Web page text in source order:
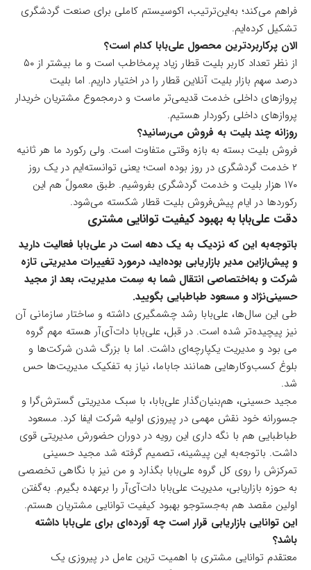
فراهم می‌کند؛ به‌این‌ترتیب، اکوسیستم کاملی برای صنعت گردشگری
تشکیل کرده‌ایم.
الان پرکاربردترین محصول علی‌بابا کدام است؟
از نظر تعداد کاربر بلیت قطار زیاد پرمخاطب است و ما بیشتر از ۵۰
درصد سهم بازار بلیت آنلاین قطار را در اختیار داریم. اما بلیت
پروازهای داخلی خدمت قدیمی‌تر ماست و درمجموع مشتریان خریدار
پروازهای داخلی رکوردار هستیم.
روزانه چند بلیت به فروش می‌رسانید؟
فروش بلیت بسته به بازه وقتی متفاوت است. ولی رکورد ما هر ثانیه
۲ خدمت گردشگری در روز بوده است؛ یعنی توانسته‌ایم در یک روز
۱۷۰ هزار بلیت و خدمت گردشگری بفروشیم. طبق معمولً هم این
رکوردها در ایام پیش‌فروش بلیت قطار شکسته می‌شود.
دقت علی‌بابا به بهبود کیفیت توانایی مشتری
باتوجه‌به این که نزدیک به یک دهه است در علی‌بابا فعالیت دارید
و پیش‌ازاین مدیر بازاریابی بوده‌اید، درمورد تغییرات مدیریتی تازه
شرکت و به‌اختصاصی انتقال شما به‌ سِمت مدیریت، بعد از مجید
حسینی‌نژاد و مسعود طباطبایی بگویید.
طی این سال‌ها، علی‌بابا رشد چشمگیری داشته و ساختار سازمانی آن
نیز پیچیده‌تر شده است. در قبل، علی‌بابا دات‌آی‌آر هسته مهم گروه
می بود و مدیریت یکپارچه‌ای داشت. اما با بزرگ شدن شرکت‌ها و
بلوغ کسب‌وکارهایی همانند جاباما، نیاز به تفکیک مدیریت‌ها حس
شد.
مجید حسینی، هم‌بنیان‌گذار علی‌بابا، با سبک مدیریتی گسترش‌گرا و
جسورانه خود نقش مهمی در پیروزی اولیه شرکت ایفا کرد. مسعود
طباطبایی هم با نگه داری این رویه در دوران حضورش مدیریتی قوی‌
داشت. باتوجه‌به این پیشینه، تصمیم گرفته شد مجید حسینی
تمرکزش را روی کل گروه علی‌بابا بگذارد و من نیز با نگاهی تخصصی
به حوزه بازاریابی، مدیریت علی‌بابا دات‌آی‌آر را برعهده بگیرم. به‌گفتن
اولین‌ مقصد هم به‌جستوجو بهبود کیفیت توانایی مشتریان هستم.
این توانایی بازاریابی قرار است چه آورده‌ای برای علی‌بابا داشته
باشد؟
معتقدم توانایی مشتری با اهمیت ترین عامل در پیروزی یک